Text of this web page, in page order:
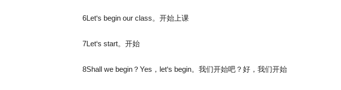
6Let‘s begin our class。开始上课
7Let‘s start。开始
8Shall we begin？Yes，let‘s begin。我们开始吧？好，我们开始